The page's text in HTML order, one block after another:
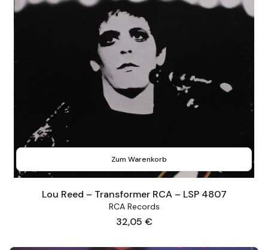
Zum Warenkorb
Lou Reed – Transformer RCA – LSP 4807
RCA Records
Preis
32,05 €